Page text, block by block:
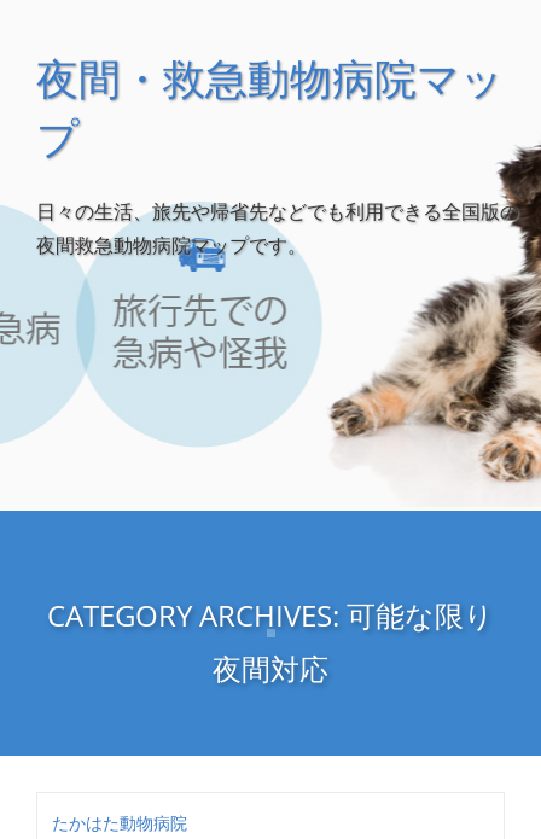
夜間・救急動物病院マッ
プ
日々の生活、旅先や帰省先などでも利用できる全国版の
夜間救急動物病院マップです。
CATEGORY ARCHIVES: 可能な限り
夜間対応
たかはた動物病院